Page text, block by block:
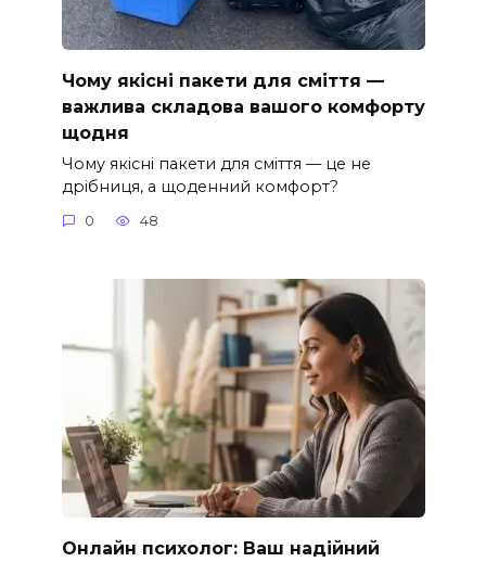
Чому якісні пакети для сміття —
важлива складова вашого комфорту
щодня
Чому якісні пакети для сміття — це не
дрібниця, а щоденний комфорт?
0 48
Онлайн психолог: Ваш надійний